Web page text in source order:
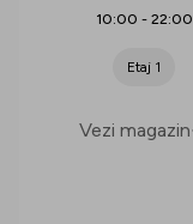
10:00 - 22:00
Etaj 1
Vezi magazin